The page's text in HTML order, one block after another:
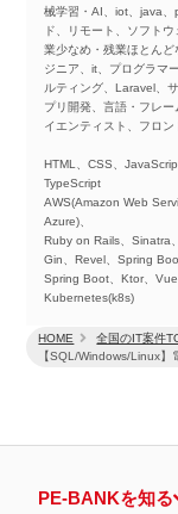
HOME 全国のIT案件
【SQL/Windows/Linux】
械学習・AI、iot、java
ド、リモート、ソフト
業少なめ・残業ほとん
ジニア、it、プログラマ
ルティング、Laravel、
プリ開発、言語・フレ
イエンティスト、フロ
HTML、CSS、
TypeScript
AWS(Amazon Web
Azure)、
Ruby on Rails、Sinatra
Gin、Revel、Spring
Spring Boot、Ktor、
Kubernetes(k8s)
PE-BANKを知る